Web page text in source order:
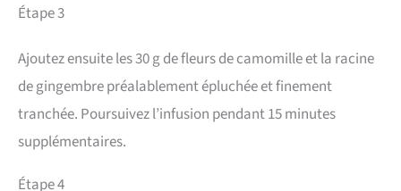
Étape 3
Ajoutez ensuite les 30 g de fleurs de camomille et la racine
de gingembre préalablement épluchée et finement
tranchée. Poursuivez l’infusion pendant 15 minutes
supplémentaires.
Étape 4